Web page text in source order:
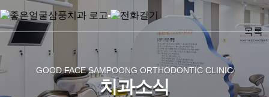
GOOD FACE SAMPOONG ORTHODONTIC CLINIC
치과소식
목록